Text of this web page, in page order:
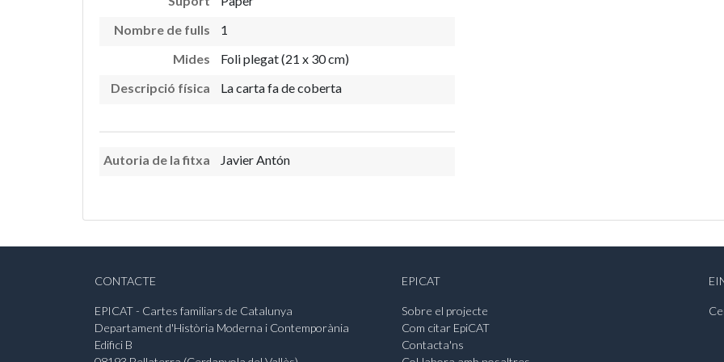
Nombre de fulls
1
Mides
Foli plegat (21 x 30 cm)
Descripció física
La carta fa de coberta
Autoria de la fitxa Javier Antón
CONTACTE
EPICAT - Cartes familiars de Catalunya
Departament d'Història Moderna i Contemporània
Edifici B
EPICAT
Sobre el projecte
Com citar EpiCAT
Contacta'ns